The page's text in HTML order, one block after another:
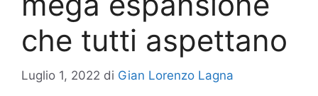
che tutti aspettano
Luglio 1, 2022 di Gian Lorenzo Lagna